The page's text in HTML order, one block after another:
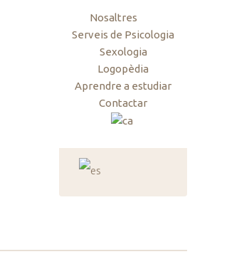
Nosaltres
Serveis de Psicologia
Sexologia
Logopèdia
Aprendre a estudiar
Contactar